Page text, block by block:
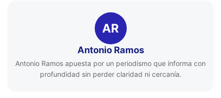
AR
Antonio Ramos
Antonio Ramos apuesta por un periodismo que informa con
profundidad sin perder claridad ni cercanía.